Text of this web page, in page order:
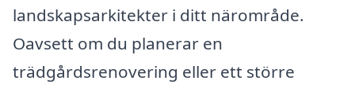
landskapsarkitekter i ditt närområde.
Oavsett om du planerar en
trädgårdsrenovering eller ett större